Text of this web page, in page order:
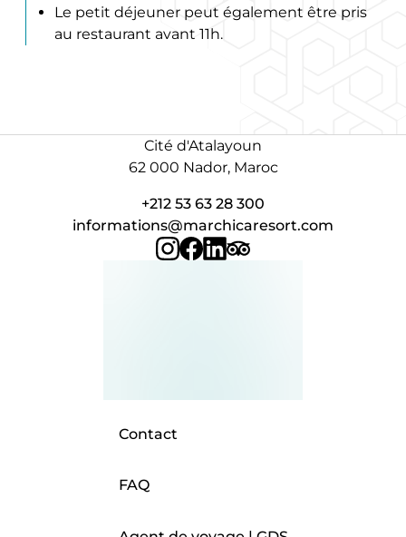
Le petit déjeuner peut également être pris
au restaurant avant 11h.
Cité d'Atalayoun
62 000 Nador, Maroc
+212 53 63 28 300
informations@marchicaresort.com
Contact
FAQ